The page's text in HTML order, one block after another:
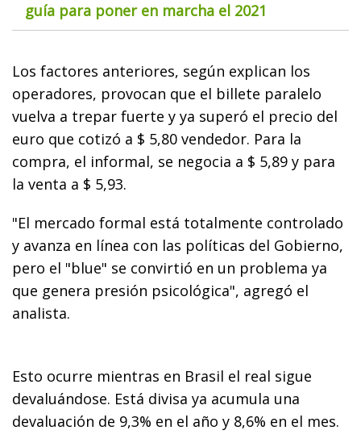
guía para poner en marcha el 2021
Los factores anteriores, según explican los
operadores, provocan que el billete paralelo
vuelva a trepar fuerte y ya superó el precio del
euro que cotizó a $ 5,80 vendedor. Para la
compra, el informal, se negocia a $ 5,89 y para
la venta a $ 5,93.
"El mercado formal está totalmente controlado
y avanza en línea con las políticas del Gobierno,
pero el "blue" se convirtió en un problema ya
que genera presión psicológica", agregó el
analista.
Esto ocurre mientras en Brasil el real sigue
devaluándose. Está divisa ya acumula una
devaluación de 9,3% en el año y 8,6% en el mes.